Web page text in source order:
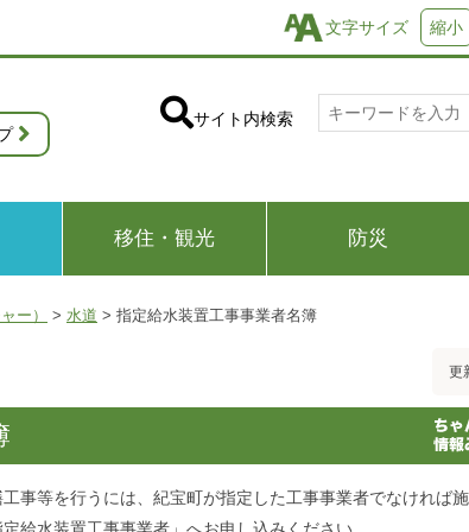
文字サイズ 縮小
サイト内検索
移住・観光 防災
ー） > 水道 > 指定給水装置工事事業者名簿
更
事等を行うには、紀宝町が指定した工事事業者でなければ